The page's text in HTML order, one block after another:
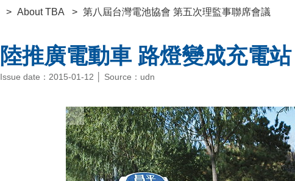
About TBA 第八屆台灣電池協會 第五次理監事聯席會議
陸推廣電動車 路燈變成充電站
Issue date：2015-01-12 │ Source：udn